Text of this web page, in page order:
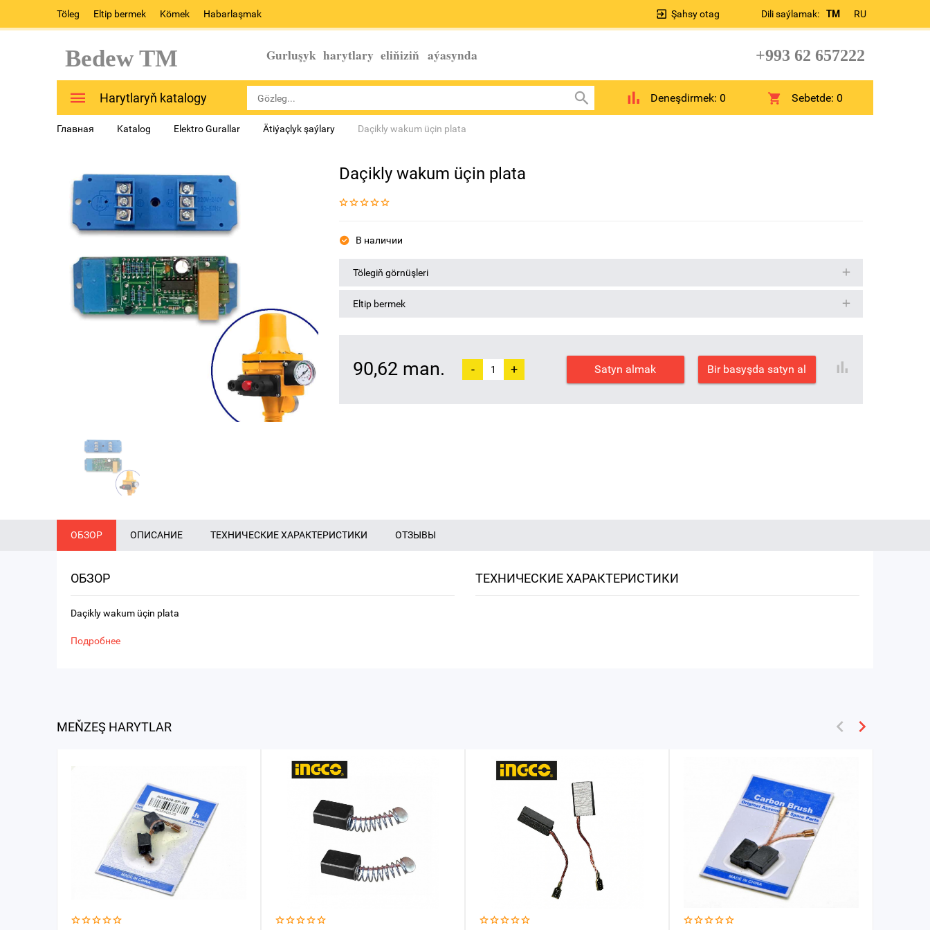
Töleg Eltip bermek Kömek Habarlaşmak Dili saýlamak: TM RU
Şahsy otag
Bedew TM Gurluşyk harytlary eliňiziň aýasynda +993 62 657222
Harytlaryň katalogy Deneşdirmek: 0 Sebetde:0
Главная Katalog Elektro Gurallar Ätiýaçlyk şaýlary Daçikly wakum üçin plata
Daçikly wakum üçin plata
В наличии
Tölegiň görnüşleri
Eltip bermek
90,62 man. - + Satyn almak Bir basyşda satyn al
ОБЗОР ОПИСАНИЕ ТЕХНИЧЕСКИЕ ХАРАКТЕРИСТИКИ ОТЗЫВЫ
ОБЗОР
Daçikly wakum üçin plata
Подробнее
ТЕХНИЧЕСКИЕ ХАРАКТЕРИСТИКИ
MEŇZEŞ HARYTLAR